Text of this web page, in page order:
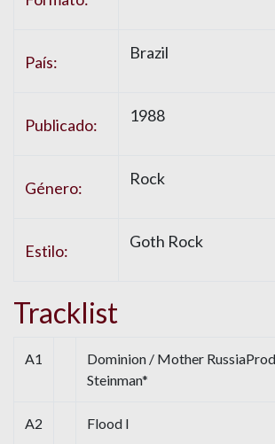
País: Brazil
Publicado: 1988
Género: Rock
Estilo: Goth Rock
Tracklist
A1
Dominion / Mother
Steinman*
A2 Flood I